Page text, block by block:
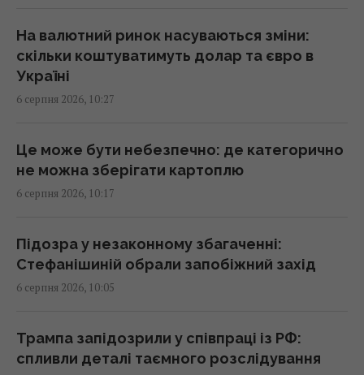
10:30 четвер, 06 серпня 2026
У банках та обмінниках зріс євро: курс
валют на 6 серпня
Стефанішиній обрали запобіжний захід
10:21 четвер, 06 серпня 2026
Телескоп на Гаваях зафіксував нові
загадкові явища на поверхні Сонця
10:09 четвер, 06 серпня 2026
Експерт розкрив, як Україні розвʼязати
проблему нестачі ракет до Patriot
На валютний ринок насуваються зміни:
скільки коштуватимуть долар та євро в
Україні
6 серпня 2026, 10:27
Це може бути небезпечно: де категорично
не можна зберігати картоплю
6 серпня 2026, 10:17
Підозра у незаконному збагаченні:
Стефанішиній обрали запобіжний захід
6 серпня 2026, 10:05
Трампа запідозрили у співпраці із РФ:
спливли деталі таємного розслідування